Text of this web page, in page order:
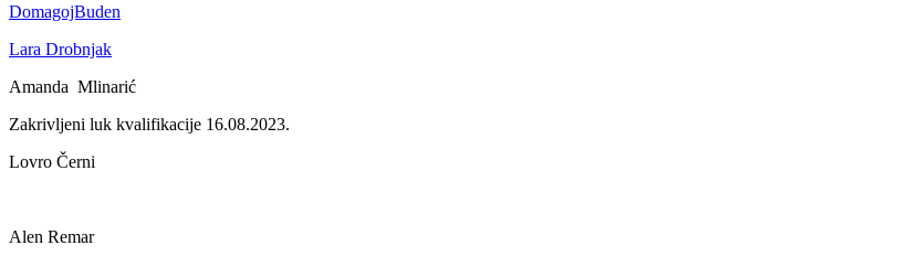
DomagojBuden
Lara Drobnjak
Amanda Mlinarić
Zakrivljeni luk kvalifikacije 16.08.2023.
Lovro Černi
Alen Remar